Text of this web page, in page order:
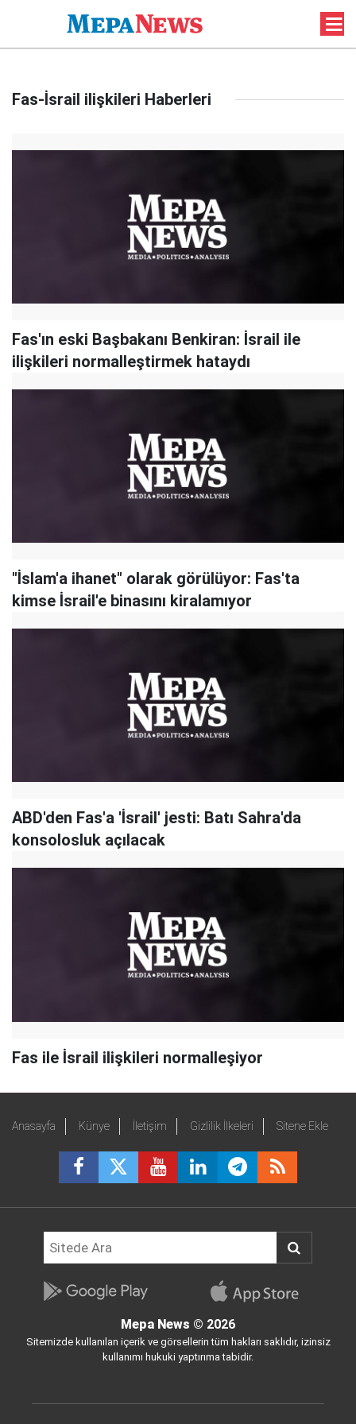
Fas-İsrail ilişkileri Haberleri
Fas'ın eski Başbakanı Benkiran: İsrail ile
ilişkileri normalleştirmek hataydı
"İslam'a ihanet" olarak görülüyor: Fas'ta
kimse İsrail'e binasını kiralamıyor
ABD'den Fas'a 'İsrail' jesti: Batı Sahra'da
konsolosluk açılacak
Fas ile İsrail ilişkileri normalleşiyor
Anasayfa Künye İletişim Gizlilik İlkeleri Sitene Ekle
Mepa News © 2026
Sitemizde kullanılan içerik ve görsellerin tüm hakları saklıdır, izinsiz
kullanımı hukuki yaptırıma tabidir.